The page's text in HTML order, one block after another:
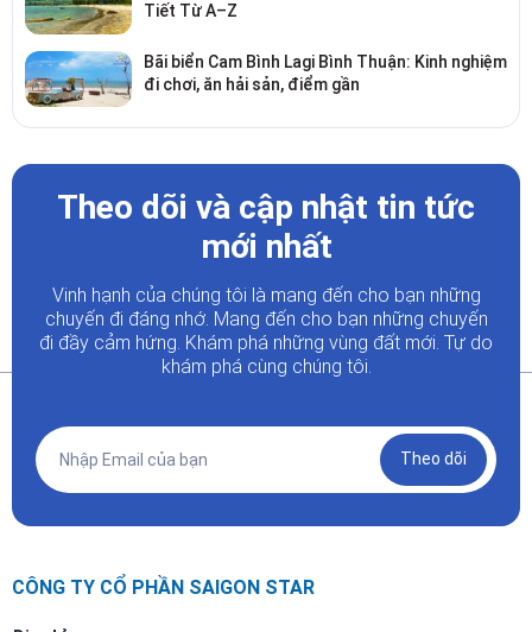
Tiết Từ A–Z
Bãi biển Cam Bình Lagi Bình Thuận: Kinh nghiệm
đi chơi, ăn hải sản, điểm gần
Theo dõi và cập nhật tin tức
mới nhất
Vinh hạnh của chúng tôi là mang đến cho bạn những
chuyến đi đáng nhớ. Mang đến cho bạn những chuyến
đi đầy cảm hứng. Khám phá những vùng đất mới. Tự do
khám phá cùng chúng tôi.
Theo dõi
CÔNG TY CỔ PHẦN SAIGON STAR